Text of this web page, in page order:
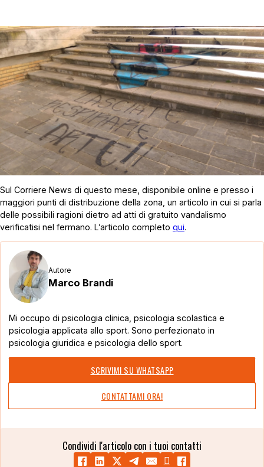
Sul Corriere News di questo mese, disponibile online e presso i
maggiori punti di distribuzione della zona, un articolo in cui si parla
delle possibili ragioni dietro ad atti di gratuito vandalismo
verificatisi nel fermano. L’articolo completo qui.
Autore
Marco Brandi
Mi occupo di psicologia clinica, psicologia scolastica e
psicologia applicata allo sport. Sono perfezionato in
psicologia giuridica e psicologia dello sport.
SCRIVIMI SU WHATSAPP
CONTATTAMI ORA!
Condividi l'articolo con i tuoi contatti